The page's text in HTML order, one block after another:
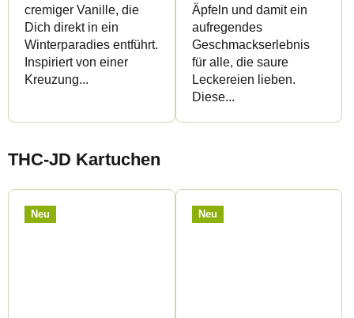
cremiger Vanille, die
Dich direkt in ein
Winterparadies entführt.
Inspiriert von einer
Kreuzung...
Äpfeln und damit ein
aufregendes
Geschmackserlebnis
für alle, die saure
Leckereien lieben.
Diese...
THC-JD Kartuchen
Neu Neu